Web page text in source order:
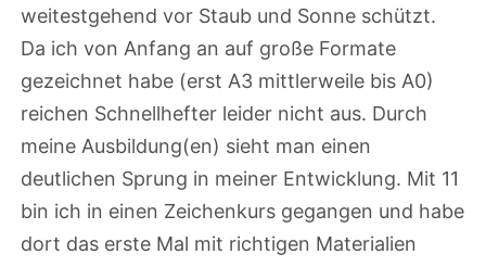
weitestgehend vor Staub und Sonne schützt.
Da ich von Anfang an auf große Formate
gezeichnet habe (erst A3 mittlerweile bis A0)
reichen Schnellhefter leider nicht aus. Durch
meine Ausbildung(en) sieht man einen
deutlichen Sprung in meiner Entwicklung. Mit 11
bin ich in einen Zeichenkurs gegangen und habe
dort das erste Mal mit richtigen Materialien